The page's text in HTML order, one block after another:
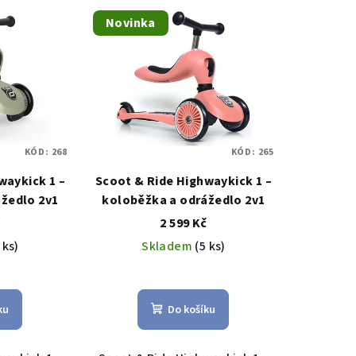
1 –
2v1
KÓD: 268
Novinka
Scoot & Ride Highwaykick 1 –
koloběžka a odrážedlo 2v1
2 599 Kč
Skladem (5 ks)
Do košíku
KÓD: 265